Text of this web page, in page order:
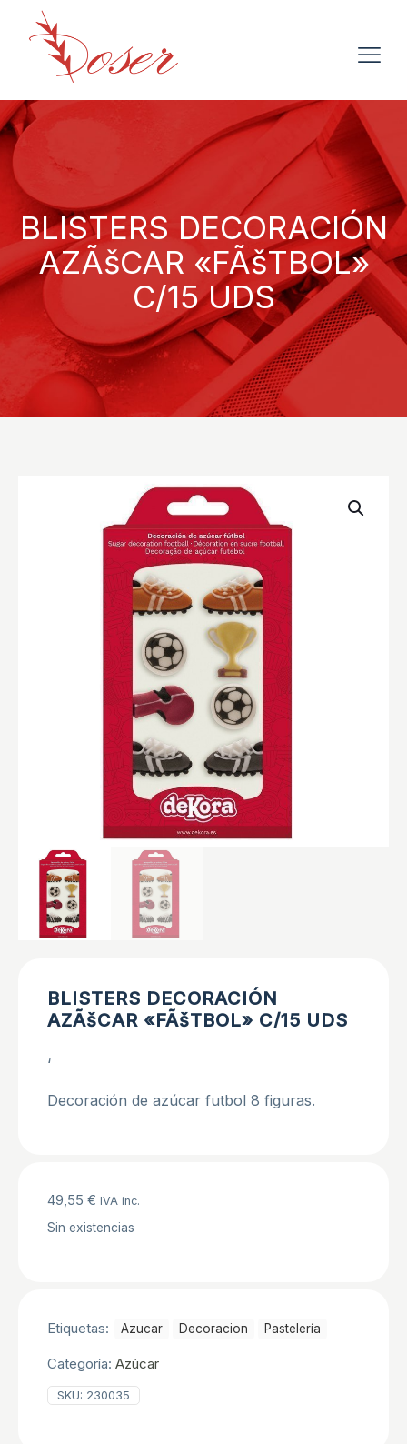
BLISTERS DECORACIÓN
AZÃšCAR «FÃšTBOL»
C/15 UDS
BLISTERS DECORACIÓN
AZÃšCAR «FÃšTBOL» C/15 UDS
‘
Decoración de azúcar futbol 8 figuras.
49,55 € IVA inc.
Sin existencias
Etiquetas: Azucar Decoracion Pastelerí­a
Categoría: Azúcar
SKU: 230035